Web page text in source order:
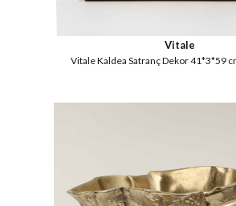
Vitale
Vitale Kaldea Satranç Dekor 41*3*59